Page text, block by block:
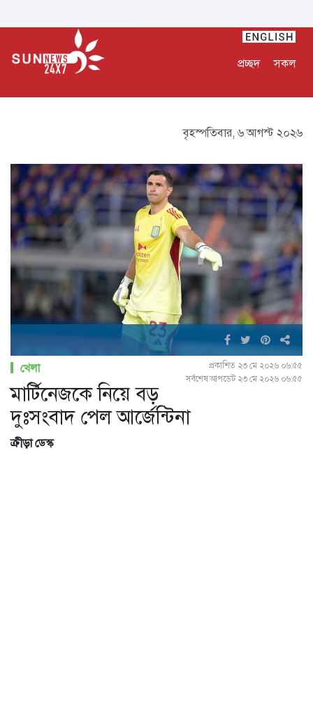
প্রচ্ছদ সকল
বৃহস্পতিবার, ৬ আগস্ট ২০২৬
খেলা
প্রকাশিত ২৩ মে ২০২৬ ০৬:৫৫
সর্বশেষ আপডেট ২৩ মে ২০২৬ ০৬:৫৫
মার্টিনেজকে নিয়ে বড়
দুঃসংবাদ পেল আর্জেন্টিনা
ক্রীড়া ডেস্ক